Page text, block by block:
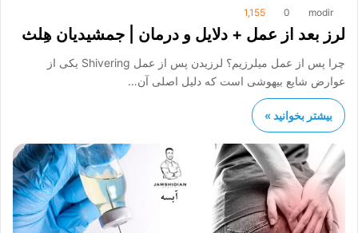
modir
0
1,155
لرز بعد از عمل + دلایل و درمان | جمشیدیان هِلث
چرا پس از عمل میلرزیم؟ لرزیدن پس از عمل Shivering یکی از
عوارض شایع بیهوشی است که دلیل اصلی آن…
بیشتر بخوانید »